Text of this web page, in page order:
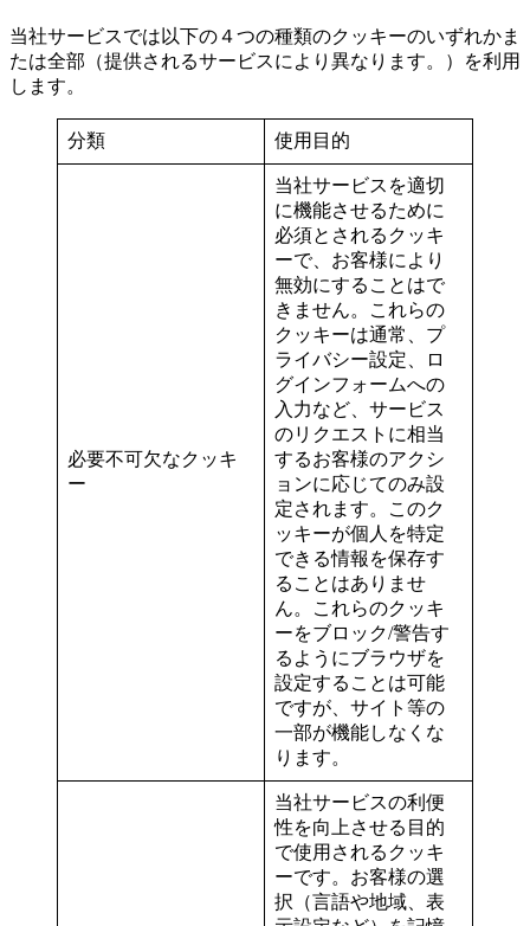
当社サービスでは以下の４つの種類のクッキーのいずれかま
たは全部（提供されるサービスにより異なります。）を利用
します。
分類 使用目的
必要不可欠なクッキ
ー
当社サービスを適切
に機能させるために
必須とされるクッキ
ーで、お客様により
無効にすることはで
きません。これらの
クッキーは通常、プ
ライバシー設定、ロ
グインフォームへの
入力など、サービス
のリクエストに相当
するお客様のアクシ
ョンに応じてのみ設
定されます。このク
ッキーが個人を特定
できる情報を保存す
ることはありませ
ん。これらのクッキ
ーをブロック/警告す
るようにブラウザを
設定することは可能
ですが、サイト等の
一部が機能しなくな
ります。
当社サービスの利便
性を向上させる目的
で使用されるクッキ
ーです。お客様の選
択（言語や地域、表